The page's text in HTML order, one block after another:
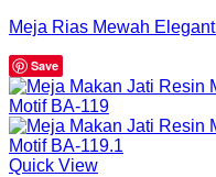
Meja Rias Mewah
Save
Quick View